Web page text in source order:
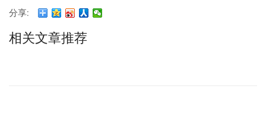
分享:
相关文章推荐